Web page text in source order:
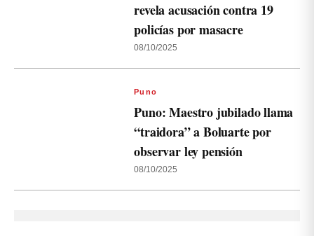
revela acusación contra 19
policías por masacre
08/10/2025
Puno
Puno: Maestro jubilado llama
“traidora” a Boluarte por
observar ley pensión
08/10/2025